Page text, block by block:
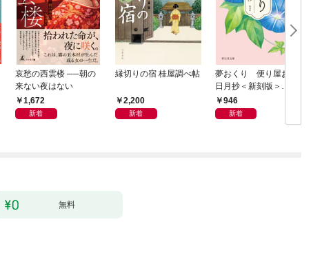
哀愁の西雲楼 ──朝の
来ない夜はない
1,672
新着
縁切りの宿 桂屋調べ帖
2,200
新着
夢おくり 便り屋お葉
日月抄＜新刻版＞
［1］
946
新着
無料